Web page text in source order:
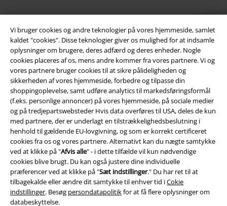
Vi bruger cookies og andre teknologier på vores hjemmeside, samlet
kaldet "cookies". Disse teknologier giver os mulighed for at indsamle
oplysninger om brugere, deres adfærd og deres enheder. Nogle
cookies placeres af os, mens andre kommer fra vores partnere. Vi og
vores partnere bruger cookies til at sikre pålideligheden og
sikkerheden af ​​vores hjemmeside, forbedre og tilpasse din
shoppingoplevelse, samt udføre analytics til markedsføringsformål
(f.eks. personlige annoncer) på vores hjemmeside, på sociale medier
og på tredjepartswebsteder Hvis data overføres til USA, deles de kun
med partnere, der er underlagt en tilstrækkelighedsbeslutning i
henhold til gældende EU-lovgivning, og som er korrekt certificeret
cookies fra os og vores partnere. Alternativt kan du nægte samtykke
ved at klikke på "Afvis alle" - i dette tilfælde vil kun nødvendige
cookies blive brugt. Du kan også justere dine individuelle
præferencer ved at klikke på "Sæt indstillinger." Du har ret til at
tilbagekalde eller ændre dit samtykke til enhver tid iCokie
indstillinger. Besøg persondatapolitikfor at få flere oplysninger om
databeskyttelse.
Juridisk
Salgs-, medlems- & leveringsbetingelser
Om EMP Danmark
Persondatapolitik
Bortskaffelse af affald og miljøbeskyttelse
Overensstemmelseserklæring
Oplysninger om tilgængelighed